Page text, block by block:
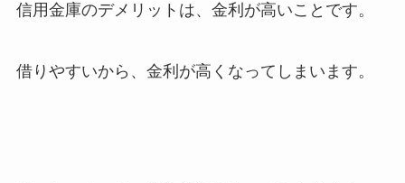
信用金庫のデメリットは、金利が高いことです。
借りやすいから、金利が高くなってしまいます。